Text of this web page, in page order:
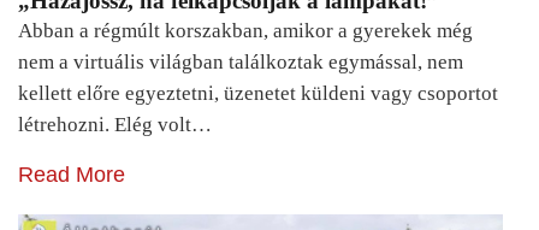
Abban a régmúlt korszakban, amikor a gyerekek még
nem a virtuális világban találkoztak egymással, nem
kellett előre egyeztetni, üzenetet küldeni vagy csoportot
létrehozni. Elég volt…
Read More